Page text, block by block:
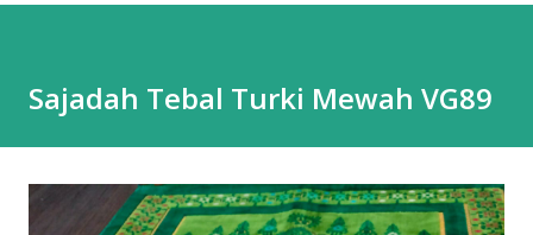
Sajadah Tebal Turki Mewah VG89